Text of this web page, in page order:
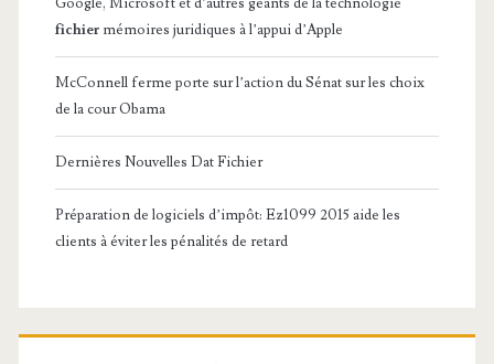
Google, Microsoft et d’autres géants de la technologie
fichier mémoires juridiques à l’appui d’Apple
McConnell ferme porte sur l’action du Sénat sur les choix
de la cour Obama
Dernières Nouvelles Dat Fichier
Préparation de logiciels d’impôt: Ez1099 2015 aide les
clients à éviter les pénalités de retard